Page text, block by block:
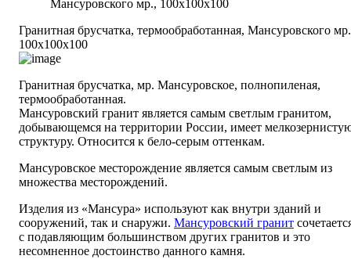
Мансуровского мр., 100х100х100
Гранитная брусчатка, термообработанная, Мансуровского
100х100х100
Гранитная брусчатка, мр. Мансуровское, полнопиленая,
термообработанная.
Мансуровский гранит является самым светлым гранитом,
добывающемся на территории России, имеет
структуру. Относится к бело-серым оттенкам.
Мансуровское месторождение является самым светлым из
множества месторождений.
Изделия из «Мансура» используют как внутри зданий и
сооружений, так и снаружи. Мансуровский гранит
с подавляющим большинством других гранитов и это
несомненное достоинство данного камня.